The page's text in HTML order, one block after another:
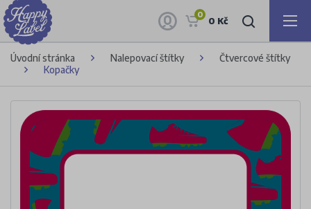
0
0 Kč
Úvodní stránka Nalepovací štítky
Čtvercové štítky
Kopačky